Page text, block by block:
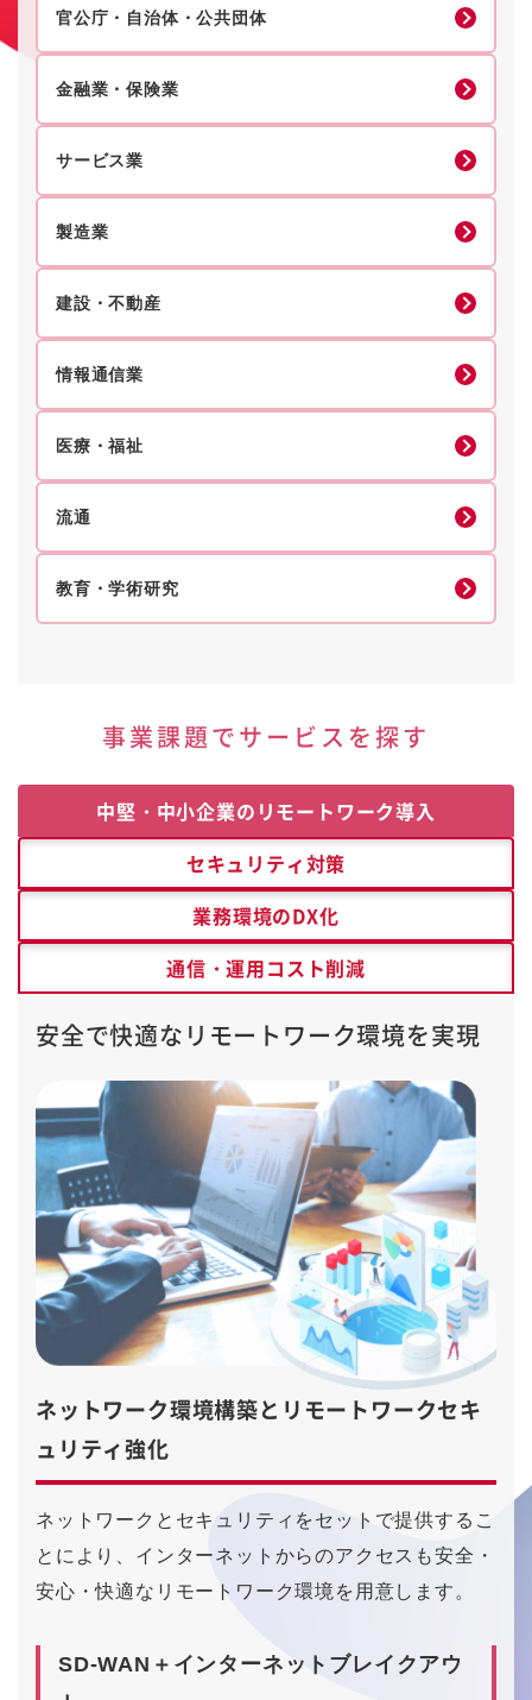
官公庁・自治体・公共団体
金融業・保険業
サービス業
製造業
建設・不動産
情報通信業
医療・福祉
流通
教育・学術研究
事業課題でサービスを探す
中堅・中小企業の リモートワーク導入
セキュリティ対策
業務環境のDX化
通信・運用コスト削減
安全で快適なリモートワーク環境を実現
ネットワーク環境構築とリモートワークセキ
ュリティ強化
ネットワークとセキュリティをセットで提供するこ
とにより、インターネットからのアクセスも安全・
安心・快適なリモートワーク環境を用意します。
SD-WAN＋インターネットブレイクアウ